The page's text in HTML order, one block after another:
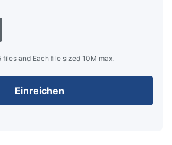
files and Each file sized 10M max.
Einreichen